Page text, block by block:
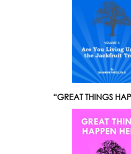
“GREAT THINGS